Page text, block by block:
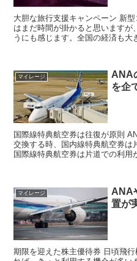
大胆な旅行支援キャンペーン 新
はまだ時間が掛かると思いますが
うにも感じます。全国の経済も大
マイレージ
ANA
を企
国際線特典航空券は往復が原則
交換する時、国内線特典航空券は
国際線特典航空券は片道での利
マイレージ
ANA
置が
期限を迎えた株主優待券 日頃飛